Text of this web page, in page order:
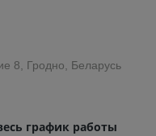
8, Гродно, Беларусь
график работы